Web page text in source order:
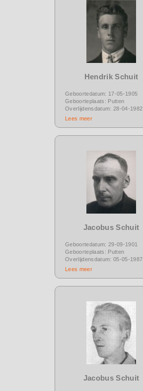
Hendrik Schuit
Geboortedatum: 17-05-1905
Geboorteplaats: Putten
Overlijdensdatum: 28-04-1982
Lees meer
Jacobus Schuit
Geboortedatum: 29-09-1901
Geboorteplaats: Putten
Overlijdensdatum: 05-05-1987
Lees meer
Jacobus Schuit